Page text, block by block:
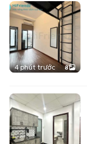
4 phút trước 8